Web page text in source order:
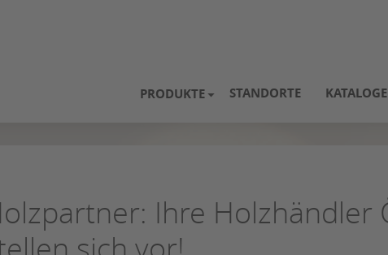
PRODUKTE STANDORTE KATALOGE
Ihre Holzhändler